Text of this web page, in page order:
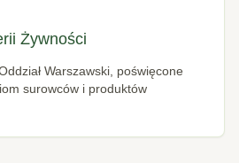
Żywności
Warszawski, poświęcone
surowców i produktów